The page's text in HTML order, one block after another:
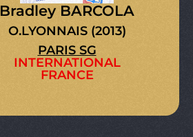
Bradley BARCOLA
O.LYONNAIS (2013)
PARIS SG
INTERNATIONAL
FRANCE